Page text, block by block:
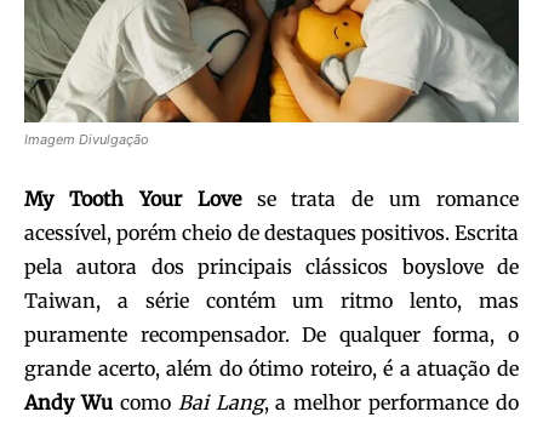
Imagem Divulgação
My Tooth Your Lovese trata de um romance
acessível, porém cheio de destaques positivos. Escrita
pela autora dos principais clássicos boyslove de
Taiwan, a série contém um ritmo lento, mas
puramente recompensador. De qualquer forma, o
grande acerto, além do ótimo roteiro, é a atuação de
Andy Wucomo Bai Lang, a melhor performance do